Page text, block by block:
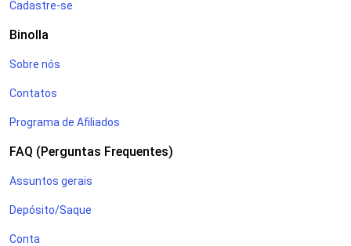
Cadastre-se
Binolla
Sobre nós
Contatos
Programa de Afiliados
FAQ (Perguntas Frequentes)
Assuntos gerais
Depósito/Saque
Conta